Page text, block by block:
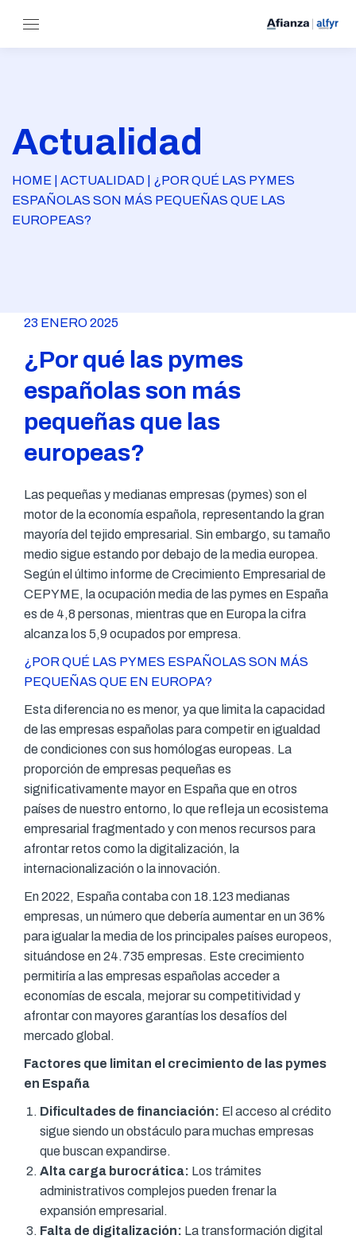
Actualidad
HOME | ACTUALIDAD | ¿POR QUÉ LAS PYMES
ESPAÑOLAS SON MÁS PEQUEÑAS QUE LAS
EUROPEAS?
23 ENERO 2025
¿Por qué las pymes
españolas son más
pequeñas que las
europeas?
Las pequeñas y medianas empresas (pymes) son el
motor de la economía española, representando la gran
mayoría del tejido empresarial. Sin embargo, su tamaño
medio sigue estando por debajo de la media europea.
Según el último informe de Crecimiento Empresarial de
CEPYME, la ocupación media de las pymes en España
es de 4,8 personas, mientras que en Europa la cifra
alcanza los 5,9 ocupados por empresa.
¿POR QUÉ LAS PYMES ESPAÑOLAS SON MÁS
PEQUEÑAS QUE EN EUROPA?
Esta diferencia no es menor, ya que limita la capacidad
de las empresas españolas para competir en igualdad
de condiciones con sus homólogas europeas. La
proporción de empresas pequeñas es
significativamente mayor en España que en otros
países de nuestro entorno, lo que refleja un ecosistema
empresarial fragmentado y con menos recursos para
afrontar retos como la digitalización, la
internacionalización o la innovación.
En 2022, España contaba con 18.123 medianas
empresas, un número que debería aumentar en un 36%
para igualar la media de los principales países europeos,
situándose en 24.735 empresas. Este crecimiento
permitiría a las empresas españolas acceder a
economías de escala, mejorar su competitividad y
afrontar con mayores garantías los desafíos del
mercado global.
Factores que limitan el crecimiento de las pymes
en España
Dificultades de financiación: El acceso al crédito
sigue siendo un obstáculo para muchas empresas
que buscan expandirse.
Alta carga burocrática: Los trámites
administrativos complejos pueden frenar la
expansión empresarial.
Falta de digitalización: La transformación digital